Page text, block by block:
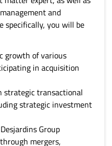
and
specifically, you will be
growth of various
in acquisition
strategic transactional
strategic investment
Group
mergers,